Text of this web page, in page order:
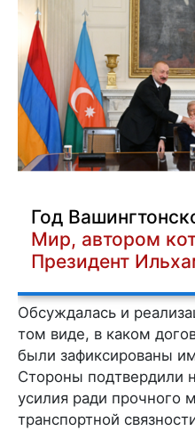
Год
Мир, автором
Президент
Обсуждалась и
том виде, в каком
были зафиксированы
Стороны подтвердили
усилия ради прочного
транспортной